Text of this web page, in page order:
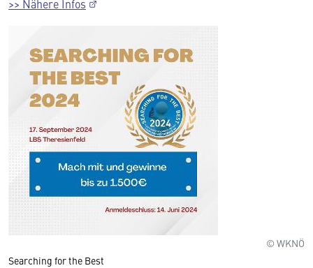
>> Nähere Infos
© WKNÖ
Searching for the Best